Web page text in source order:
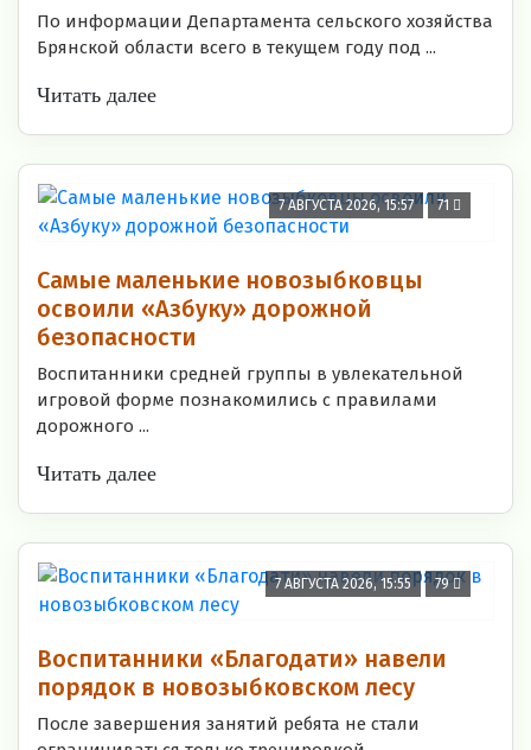
По информации Департамента сельского хозяйства
Брянской области всего в текущем году под ...
Читать далее
7 АВГУСТА 2026, 15:57 71
Самые маленькие новозыбковцы
освоили «Азбуку» дорожной
безопасности
Воспитанники средней группы в увлекательной
игровой форме познакомились с правилами
дорожного ...
Читать далее
7 АВГУСТА 2026, 15:55 79
Воспитанники «Благодати» навели
порядок в новозыбковском лесу
После завершения занятий ребята не стали